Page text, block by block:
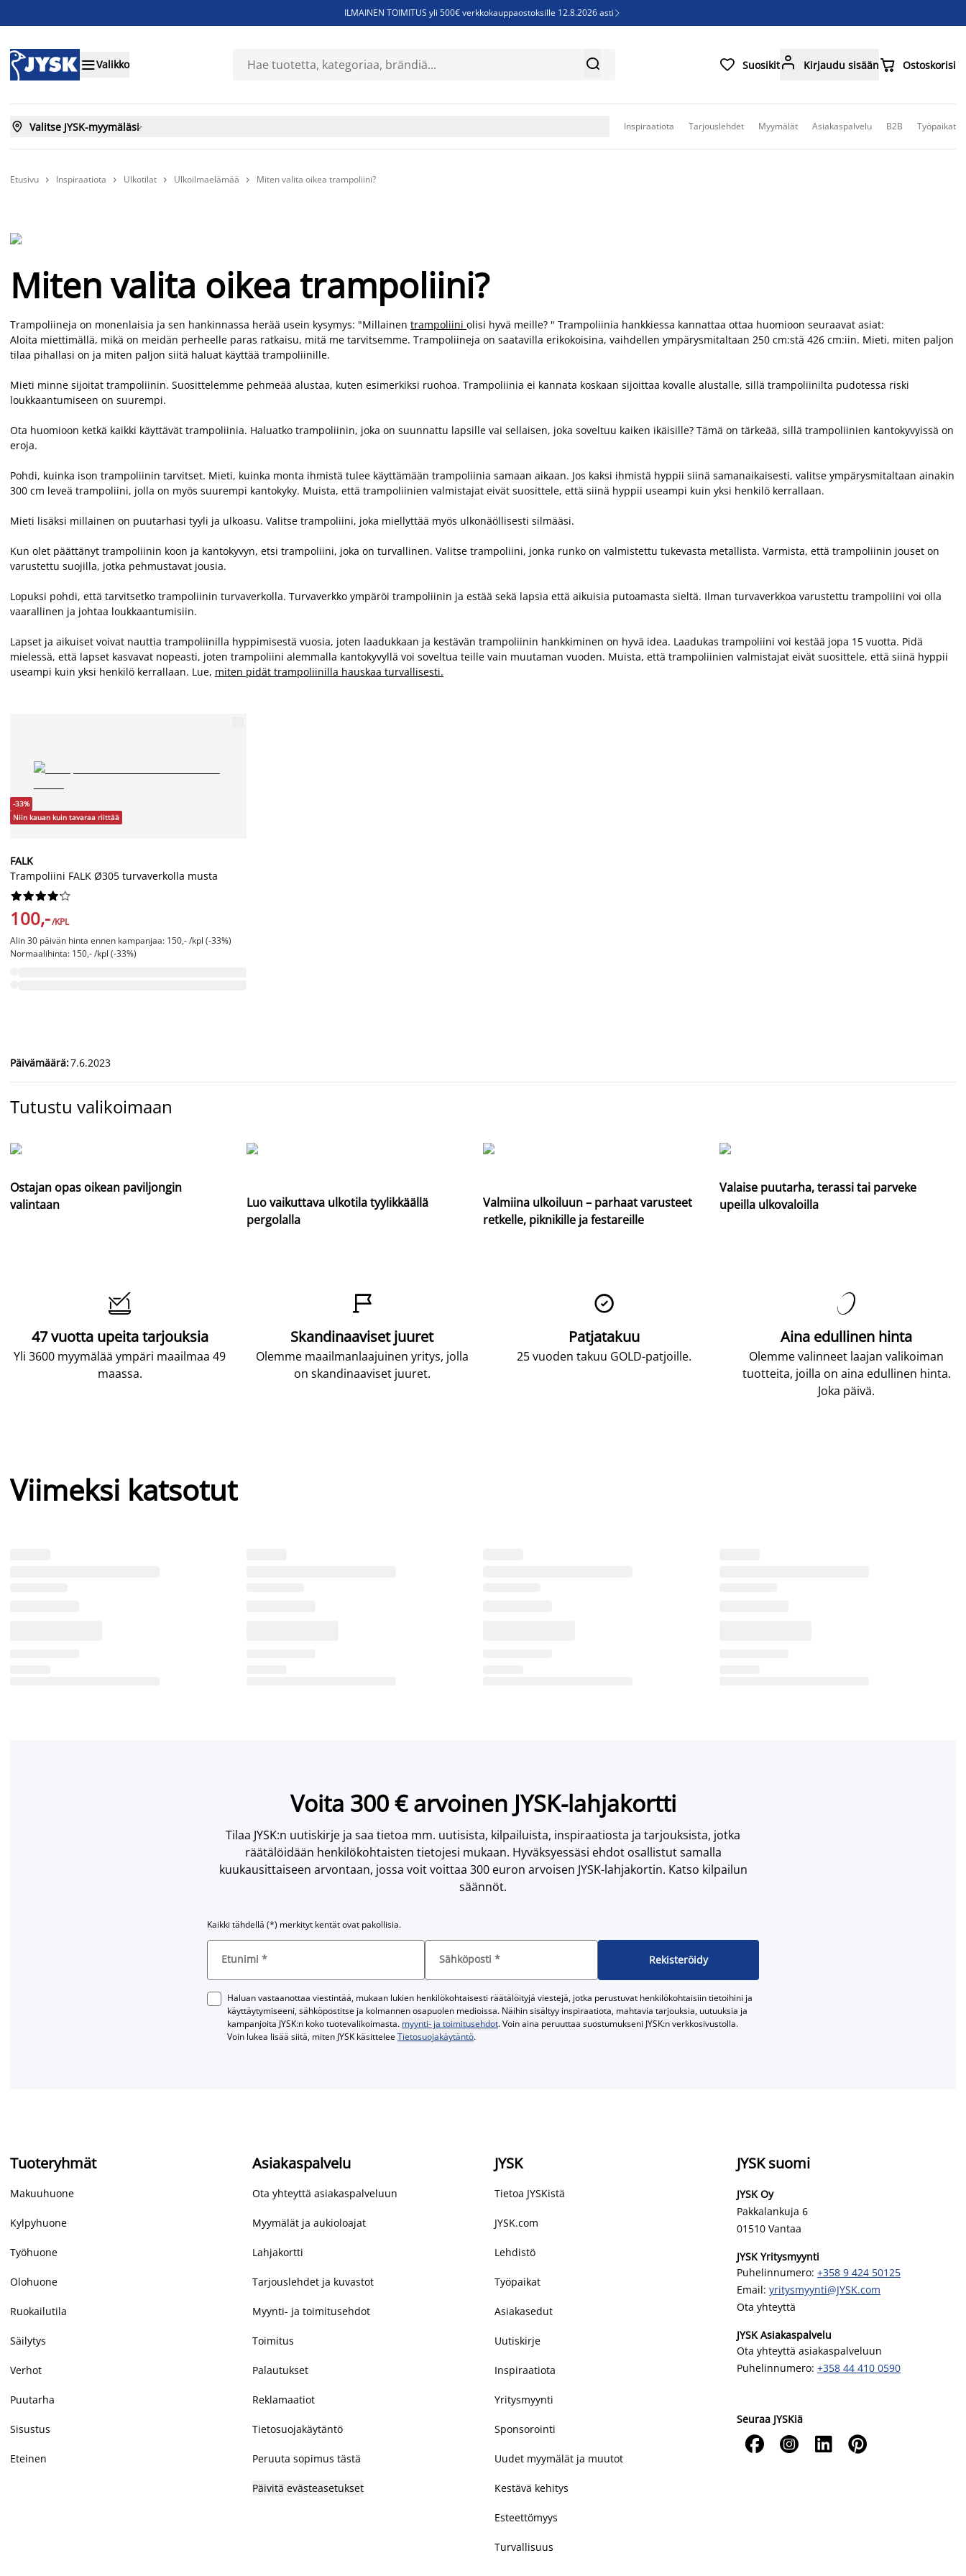
ILMAINEN TOIMITUS yli 500€ verkkokauppaostoksille 12.8.2026 asti 
Sijauspatjoja - Säästä jopa 60%
Valikko   Suosikit Kirjaudu sisään Ostoskorisi
 Valitse JYSK-myymäläsi Inspiraatiota Tarjouslehdet Myymälät Asiakaspalvelu B2B Työpaikat
Etusivu  Inspiraatiota  Ulkotilat  Ulkoilmaelämää  Miten valita oikea trampoliini?
Miten valita oikea trampoliini?
Trampoliineja on monenlaisia ja sen hankinnassa herää usein kysymys: "Millainen trampoliini olisi hyvä meille? " Trampoliinia hankkiessa kannattaa ottaa huomioon seuraavat asiat:
Aloita miettimällä, mikä on meidän perheelle paras ratkaisu, mitä me tarvitsemme. Trampoliineja on saatavilla erikokoisina, vaihdellen ympärysmitaltaan 250 cm:stä 426 cm:iin. Mieti, miten paljon
tilaa pihallasi on ja miten paljon siitä haluat käyttää trampoliinille.
Mieti minne sijoitat trampoliinin. Suosittelemme pehmeää alustaa, kuten esimerkiksi ruohoa. Trampoliinia ei kannata koskaan sijoittaa kovalle alustalle, sillä trampoliinilta pudotessa riski
loukkaantumiseen on suurempi.
Ota huomioon ketkä kaikki käyttävät trampoliinia. Haluatko trampoliinin, joka on suunnattu lapsille vai sellaisen, joka soveltuu kaiken ikäisille? Tämä on tärkeää, sillä trampoliinien kantokyvyissä on
eroja.
Pohdi, kuinka ison trampoliinin tarvitset. Mieti, kuinka monta ihmistä tulee käyttämään trampoliinia samaan aikaan. Jos kaksi ihmistä hyppii siinä samanaikaisesti, valitse ympärysmitaltaan ainakin
300 cm leveä trampoliini, jolla on myös suurempi kantokyky. Muista, että trampoliinien valmistajat eivät suosittele, että siinä hyppii useampi kuin yksi henkilö kerrallaan.
Mieti lisäksi millainen on puutarhasi tyyli ja ulkoasu. Valitse trampoliini, joka miellyttää myös ulkonäöllisesti silmääsi.
Kun olet päättänyt trampoliinin koon ja kantokyvyn, etsi trampoliini, joka on turvallinen. Valitse trampoliini, jonka runko on valmistettu tukevasta metallista. Varmista, että trampoliinin jouset on
varustettu suojilla, jotka pehmustavat jousia.
Lopuksi pohdi, että tarvitsetko trampoliinin turvaverkolla. Turvaverkko ympäröi trampoliinin ja estää sekä lapsia että aikuisia putoamasta sieltä. Ilman turvaverkkoa varustettu trampoliini voi olla
vaarallinen ja johtaa loukkaantumisiin.
Lapset ja aikuiset voivat nauttia trampoliinilla hyppimisestä vuosia, joten laadukkaan ja kestävän trampoliinin hankkiminen on hyvä idea. Laadukas trampoliini voi kestää jopa 15 vuotta. Pidä
mielessä, että lapset kasvavat nopeasti, joten trampoliini alemmalla kantokyvyllä voi soveltua teille vain muutaman vuoden. Muista, että trampoliinien valmistajat eivät suosittele, että siinä hyppii
useampi kuin yksi henkilö kerrallaan. Lue, miten pidät trampoliinilla hauskaa turvallisesti.
-33%
Niin kauan kuin tavaraa riittää
FALK
Trampoliini FALK Ø305 turvaverkolla musta






100,-/KPL
Alin 30 päivän hinta ennen kampanjaa: 150,- /kpl (-33%)
Normaalihinta: 150,- /kpl (-33%)
Päivämäärä:7.6.2023
Tutustu valikoimaan
Ostajan opas oikean paviljongin
valintaan
Luo vaikuttava ulkotila tyylikkäällä
pergolalla
Valmiina ulkoiluun – parhaat varusteet
retkelle, piknikille ja festareille
Valaise puutarha, terassi tai parveke
upeilla ulkovaloilla

47 vuotta upeita tarjouksia
Yli 3600 myymälää ympäri maailmaa 49
maassa.

Skandinaaviset juuret
Olemme maailmanlaajuinen yritys, jolla
on skandinaaviset juuret.

Patjatakuu
25 vuoden takuu GOLD-patjoille.

Aina edullinen hinta
Olemme valinneet laajan valikoiman
tuotteita, joilla on aina edullinen hinta.
Joka päivä.
Viimeksi katsotut
Voita 300 € arvoinen JYSK-lahjakortti
Tilaa JYSK:n uutiskirje ja saa tietoa mm. uutisista, kilpailuista, inspiraatiosta ja tarjouksista, jotka
räätälöidään henkilökohtaisten tietojesi mukaan. Hyväksyessäsi ehdot osallistut samalla
kuukausittaiseen arvontaan, jossa voit voittaa 300 euron arvoisen JYSK-lahjakortin. Katso kilpailun
säännöt.
Kaikki tähdellä (*) merkityt kentät ovat pakollisia.
Etunimi * Sähköposti * Rekisteröidy
Haluan vastaanottaa viestintää, mukaan lukien henkilökohtaisesti räätälöityjä viestejä, jotka perustuvat henkilökohtaisiin tietoihini ja
käyttäytymiseeni, sähköpostitse ja kolmannen osapuolen medioissa. Näihin sisältyy inspiraatiota, mahtavia tarjouksia, uutuuksia ja
kampanjoita JYSK:n koko tuotevalikoimasta. myynti- ja toimitusehdot. Voin aina peruuttaa suostumukseni JYSK:n verkkosivustolla.
Voin lukea lisää siitä, miten JYSK käsitteleeTietosuojakäytäntö.
Tuoteryhmät
Makuuhuone
Kylpyhuone
Työhuone
Olohuone
Ruokailutila
Säilytys
Verhot
Puutarha
Sisustus
Eteinen
Asiakaspalvelu
Ota yhteyttä asiakaspalveluun
Myymälät ja aukioloajat
Lahjakortti
Tarjouslehdet ja kuvastot
Myynti- ja toimitusehdot
Toimitus
Palautukset
Reklamaatiot
Tietosuojakäytäntö
Peruuta sopimus tästä
Päivitä evästeasetukset
JYSK
Tietoa JYSKistä
JYSK.com
Lehdistö
Työpaikat
Asiakasedut
Uutiskirje
Inspiraatiota
Yritysmyynti
Sponsorointi
Uudet myymälät ja muutot
Kestävä kehitys
Esteettömyys
Turvallisuus
JYSK suomi
JYSK Oy
Pakkalankuja 6
01510 Vantaa
JYSK Yritysmyynti
Puhelinnumero: +358 9 424 50125
Email: yritysmyynti@JYSK.com
Ota yhteyttä
JYSK Asiakaspalvelu
Ota yhteyttä asiakaspalveluun
Puhelinnumero: +358 44 410 0590
Seuraa JYSKiä
   